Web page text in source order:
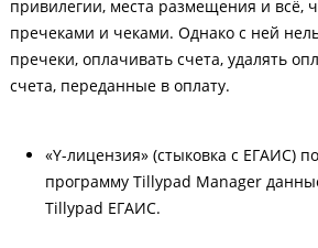
привилегии, места размещения и всё,
пречеками и чеками. Однако с ней
пречеки, оплачивать счета, удалять
счета, переданные в оплату.
«Y-лицензия» (стыковка с ЕГАИС)
программу Tillypad Manager
Tillypad ЕГАИС.